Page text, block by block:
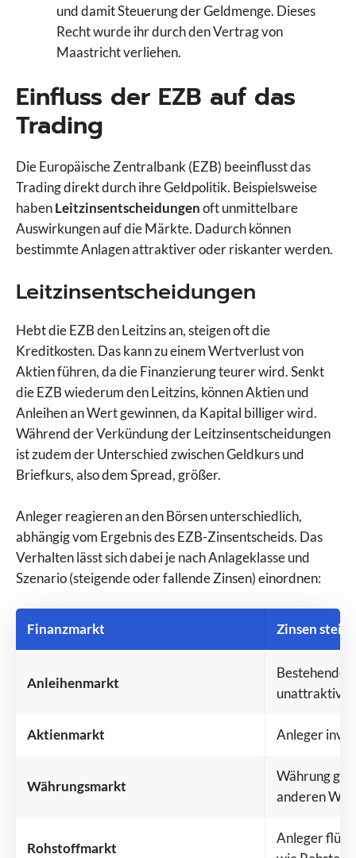
und damit Steuerung der Geldmenge. Dieses
Recht wurde ihr durch den Vertrag von
Maastricht verliehen.
Einfluss der EZB auf das
Trading
Die Europäische Zentralbank (EZB) beeinflusst das
Trading direkt durch ihre Geldpolitik. Beispielsweise
habenLeitzinsentscheidungenoft unmittelbare
Auswirkungen auf die Märkte. Dadurch können
bestimmte Anlagen attraktiver oder riskanter werden.
Leitzinsentscheidungen
Hebt die EZB den Leitzins an, steigen oft die
Kreditkosten. Das kann zu einem Wertverlust von
Aktien führen, da die Finanzierung teurer wird. Senkt
die EZB wiederum den Leitzins, können Aktien und
Anleihen an Wert gewinnen, da Kapital billiger wird.
Während der Verkündung der Leitzinsentscheidungen
ist zudem der Unterschied zwischen Geldkurs und
Briefkurs, also dem Spread, größer.
Anleger reagieren an den Börsen unterschiedlich,
abhängig vom Ergebnis des EZB-Zinsentscheids. Das
Verhalten lässt sich dabei je nach Anlageklasse und
Szenario (steigende oder fallende Zinsen) einordnen:
Finanzmarkt Zinsen
Anleihenmarkt
Bestehende
Aktienmarkt Anleger
Währungsmarkt
Währung
anderen
Rohstoffmarkt
Anleger